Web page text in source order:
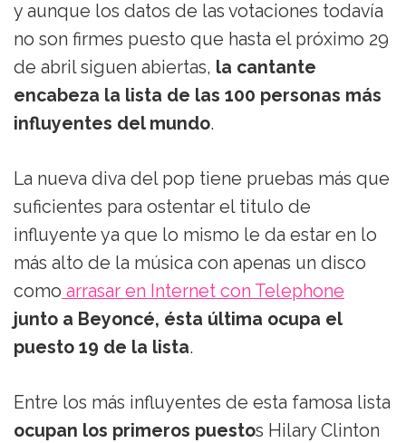
y aunque los datos de las votaciones todavía
no son firmes puesto que hasta el próximo 29
de abril siguen abiertas, la cantante
encabeza la lista de las 100 personas más
influyentes del mundo.
La nueva diva del pop tiene pruebas más que
suficientes para ostentar el titulo de
influyente ya que lo mismo le da estar en lo
más alto de la música con apenas un disco
como arrasar en Internet con Telephone
junto a Beyoncé, ésta última ocupa el
puesto 19 de la lista.
Entre los más influyentes de esta famosa lista
ocupan los primeros puestos Hilary Clinton